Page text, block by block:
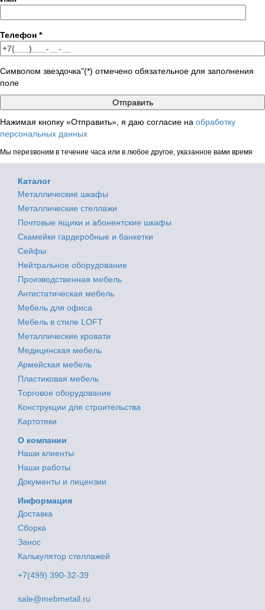
Телефон *
Символом звездочка"(*) отмечено обязательное для заполнения
поле
Нажимая кнопку «Отправить», я даю согласие на обработку
персональных данных
Мы перезвоним в течение часа или в любое другое, указанное вами время
Каталог
Металлические шкафы
Металлические стеллажи
Почтовые ящики и абонентские шкафы
Скамейки гардеробные и банкетки
Сейфы
Нейтральное оборудование
Производственная мебель
Антистатическая мебель
Мебель для офиса
Мебель в стиле LOFT
Металлические кровати
Медицинская мебель
Армейская мебель
Пластиковая мебель
Торговое оборудование
Конструкции для строительства
Картотеки
О компании
Наши клиенты
Наши работы
Документы и лицензии
Информация
Доставка
Сборка
Занос
Калькулятор стеллажей
+7(499) 390-32-39
sale@mebmetall.ru